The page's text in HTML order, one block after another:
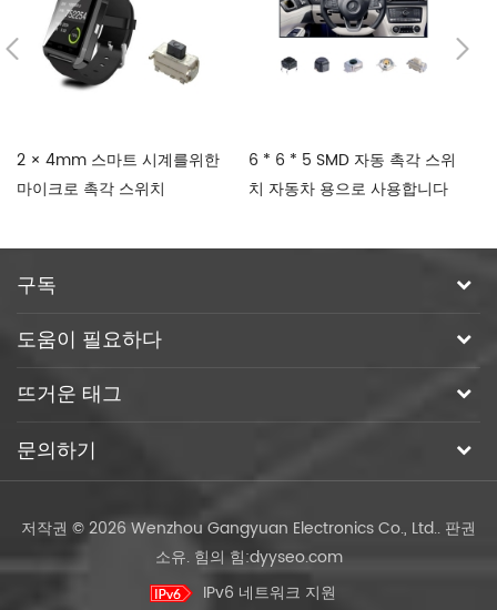
2 × 4mm 스마트 시계를위한
마이크로 촉각 스위치
6 * 6 * 5 SMD 자동 촉각 스위
치 자동차 용으로 사용합니다
구독
도움이 필요하다
뜨거운 태그
문의하기
저작권 © 2026 Wenzhou Gangyuan Electronics Co., Ltd.. 판권
소유. 힘의 힘:dyyseo.com
IPv6 네트워크 지원